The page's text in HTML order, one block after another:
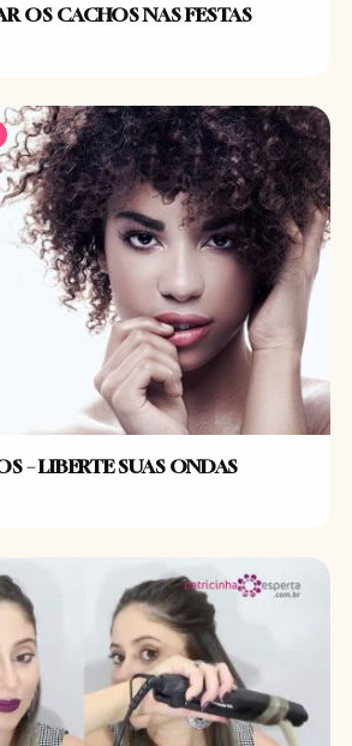
OS CACHOS NAS FESTAS
– LIBERTE SUAS ONDAS